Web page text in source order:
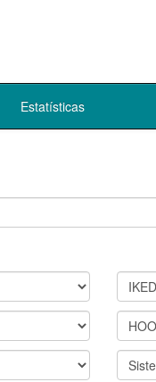
Estatísticas